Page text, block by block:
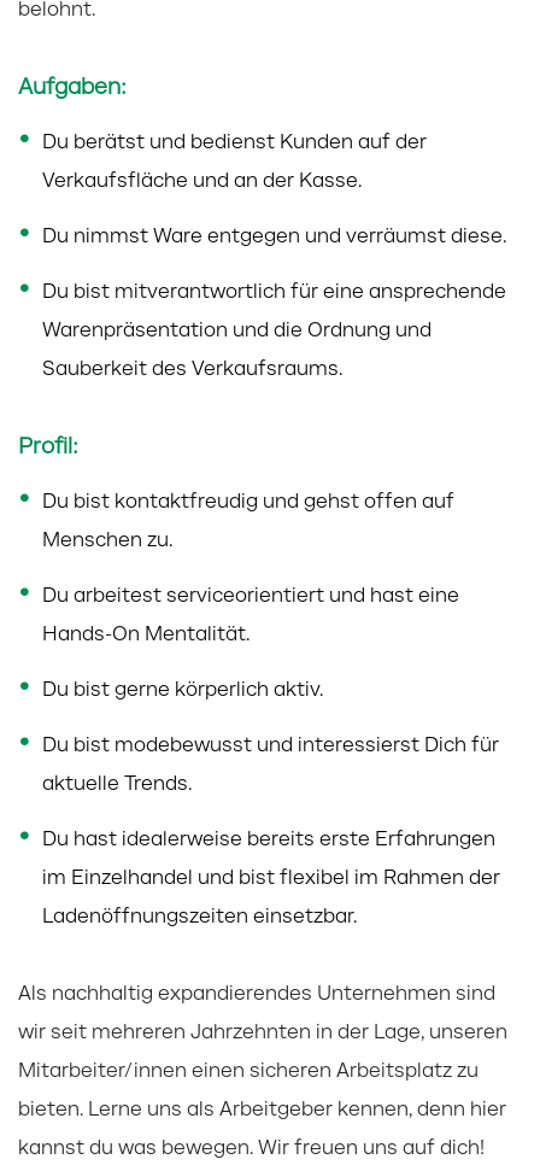
belohnt.
Aufgaben:
Du berätst und bedienst Kunden auf der
Verkaufsfläche und an der Kasse.
Du nimmst Ware entgegen und verräumst diese.
Du bist mitverantwortlich für eine ansprechende
Warenpräsentation und die Ordnung und
Sauberkeit des Verkaufsraums.
Profil:
Du bist kontaktfreudig und gehst offen auf
Menschen zu.
Du arbeitest serviceorientiert und hast eine
Hands-On Mentalität.
Du bist gerne körperlich aktiv.
Du bist modebewusst und interessierst Dich für
aktuelle Trends.
Du hast idealerweise bereits erste Erfahrungen
im Einzelhandel und bist flexibel im Rahmen der
Ladenöffnungszeiten einsetzbar.
Als nachhaltig expandierendes Unternehmen sind
wir seit mehreren Jahrzehnten in der Lage, unseren
Mitarbeiter/innen einen sicheren Arbeitsplatz zu
bieten. Lerne uns als Arbeitgeber kennen, denn hier
kannst du was bewegen. Wir freuen uns auf dich!